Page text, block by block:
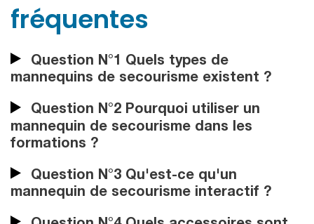
fréquentes
Question N°1 Quels types de
mannequins de secourisme existent ?
Question N°2 Pourquoi utiliser un
mannequin de secourisme dans les
formations ?
Question N°3 Qu'est-ce qu'un
mannequin de secourisme interactif ?